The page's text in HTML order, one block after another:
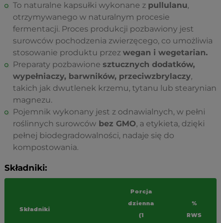
To naturalne kapsułki wykonane z pullulanu,
otrzymywanego w naturalnym procesie
fermentacji. Proces produkcji pozbawiony jest
surowców pochodzenia zwierzęcego, co umożliwia
stosowanie produktu przez wegan i wegetarian.
Preparaty pozbawione sztucznych dodatków,
wypełniaczy, barwników, przeciwzbrylaczy,
takich jak dwutlenek krzemu, tytanu lub stearynian
magnezu.
Pojemnik wykonany jest z odnawialnych, w pełni
roślinnych surowców bez GMO, a etykieta, dzięki
pełnej biodegradowalności, nadaje się do
kompostowania.
Składniki:
Składniki
Porcja
dzienna
(1
%
RWS